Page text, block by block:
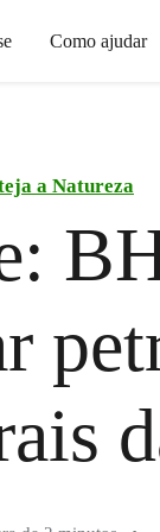
Como ajudar
a Natureza